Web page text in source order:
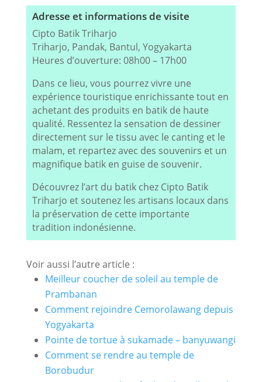
Adresse et informations de visite
Cipto Batik Triharjo
Triharjo, Pandak, Bantul, Yogyakarta
Heures d’ouverture: 08h00 – 17h00
Dans ce lieu, vous pourrez vivre une
expérience touristique enrichissante tout en
achetant des produits en batik de haute
qualité. Ressentez la sensation de dessiner
directement sur le tissu avec le canting et le
malam, et repartez avec des souvenirs et un
magnifique batik en guise de souvenir.
Découvrez l’art du batik chez Cipto Batik
Triharjo et soutenez les artisans locaux dans
la préservation de cette importante
tradition indonésienne.
Voir aussi l’autre article :
Meilleur coucher de soleil au temple de
Prambanan
Comment rejoindre Cemorolawang depuis
Yogyakarta
Pointe de tortue à sukamade – banyuwangi
Comment se rendre au temple de
Borobudur